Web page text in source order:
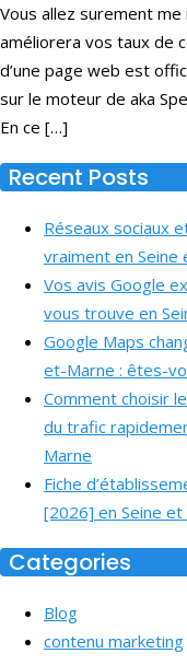
Vous allez surement
améliorera vos taux de
d’une page web est
sur le moteur de aka
En ce […]
Recent Posts
Réseaux sociaux
vraiment en Seine
Vos avis Google
vous trouve en
Google Maps
et-Marne : êtes-
Comment choisir
du trafic
Marne
Fiche
[2026] en Seine et
Categories
Blog
contenu marketing